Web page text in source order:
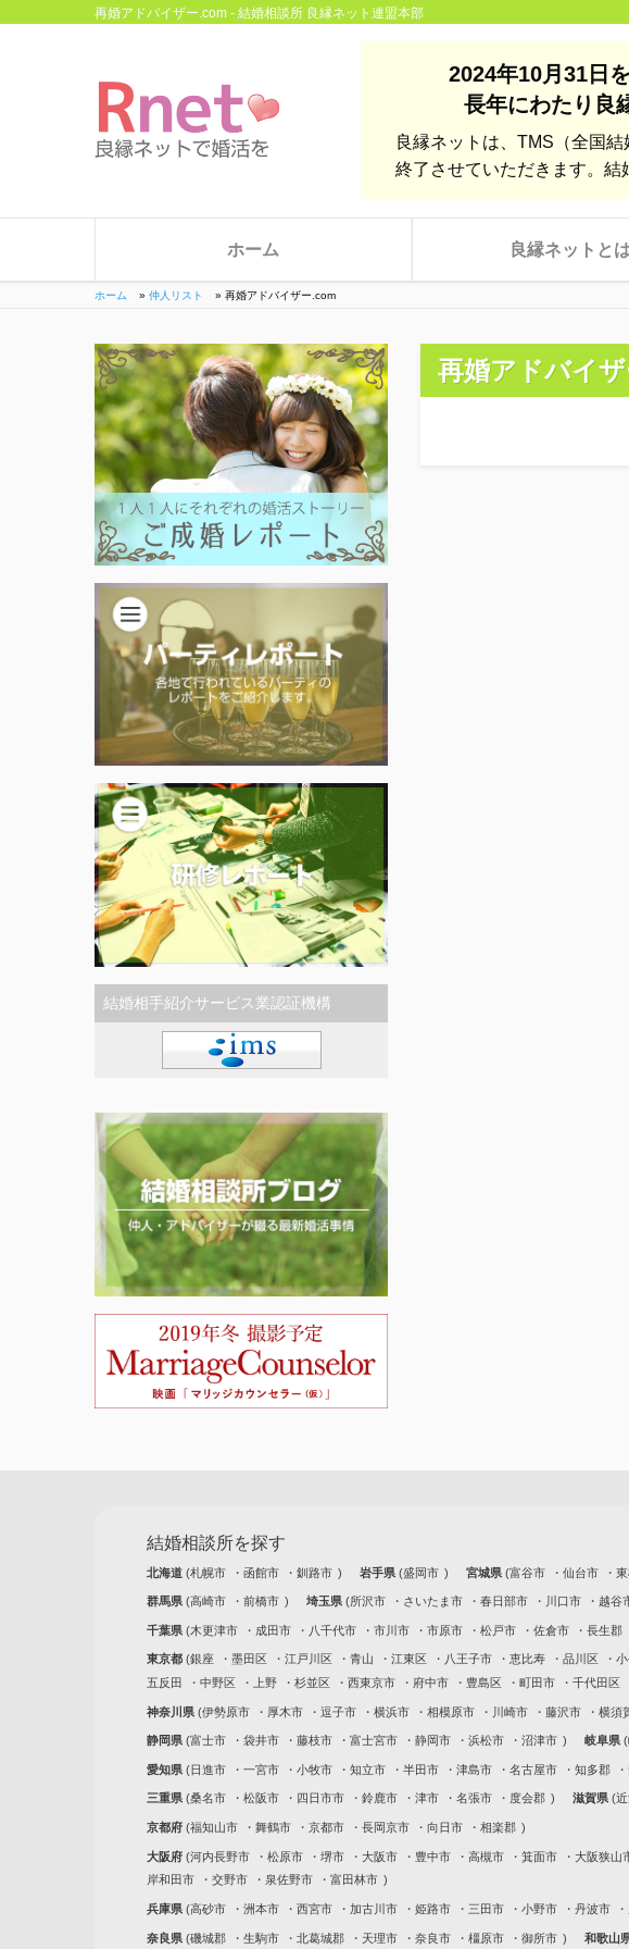
再婚アドバイザー.com - 結婚相談所 良縁ネット連盟本部
2024年10月31日
長年にわたり良
良縁ネットは、TMS（全国
終了させていただきます。
ホーム 良縁ネットとは
ホーム » 仲人リスト » 再婚アドバイザー.com
結婚相手紹介サービス業認証機構
再婚アドバイ
結婚相談所を探す
北海道 札幌市 函館市 釧路市 岩手県 盛岡市 宮城県 富谷市 仙台市
群馬県 高崎市 前橋市 埼玉県 所沢市 さいたま市 春日部市 川口市 越谷
千葉県 木更津市 成田市 八千代市 市川市 市原市 松戸市 佐倉市 長生郡
東京都 銀座 墨田区 江戸川区 青山 江東区 八王子市 恵比寿 品川区
五反田
中野区 上野 杉並区 西東京市 府中市 豊島区 町田市 千代田区
神奈川県 伊勢原市 厚木市 逗子市 横浜市 相模原市 川崎市 藤沢市 横須
静岡県 富士市 袋井市 藤枝市 富士宮市 静岡市 浜松市 沼津市 岐阜県
愛知県 日進市 一宮市 小牧市 知立市 半田市 津島市 名古屋市 知多郡
三重県 桑名市 松阪市 四日市市 鈴鹿市 津市 名張市 度会郡 滋賀県
京都府 福知山市 舞鶴市 京都市 長岡京市 向日市 相楽郡
大阪府 河内長野市 松原市 堺市 大阪市 豊中市 高槻市 箕面市 大阪狭山
岸和田市
交野市 泉佐野市 富田林市
兵庫県 高砂市 洲本市 西宮市 加古川市 姫路市 三田市 小野市 丹波市
奈良県 磯城郡 生駒市 北葛城郡 天理市 奈良市 橿原市 御所市 和歌山